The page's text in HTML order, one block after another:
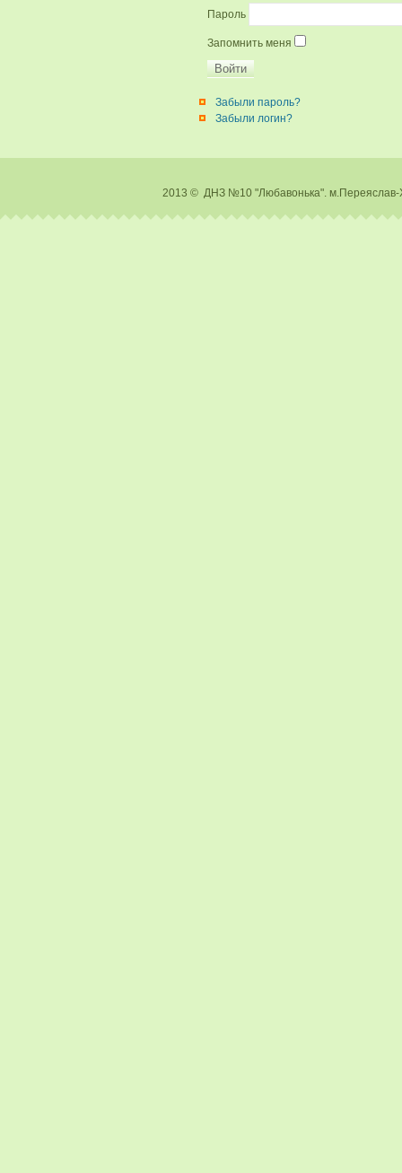
Пароль
Запомнить меня
Забыли пароль?
Забыли логин?
2013 © ДНЗ №10 "Любавонька".